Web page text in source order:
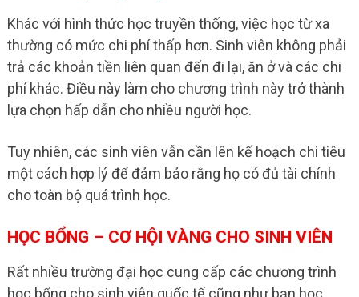
Khác với hình thức học truyền thống, việc học từ xa
thường có mức chi phí thấp hơn. Sinh viên không phải
trả các khoản tiền liên quan đến đi lại, ăn ở và các chi
phí khác. Điều này làm cho chương trình này trở thành
lựa chọn hấp dẫn cho nhiều người học.
Tuy nhiên, các sinh viên vẫn cần lên kế hoạch chi tiêu
một cách hợp lý để đảm bảo rằng họ có đủ tài chính
cho toàn bộ quá trình học.
HỌC BỔNG – CƠ HỘI VÀNG CHO SINH VIÊN
Rất nhiều trường đại học cung cấp các chương trình
học bổng cho sinh viên quốc tế cũng như bạn học